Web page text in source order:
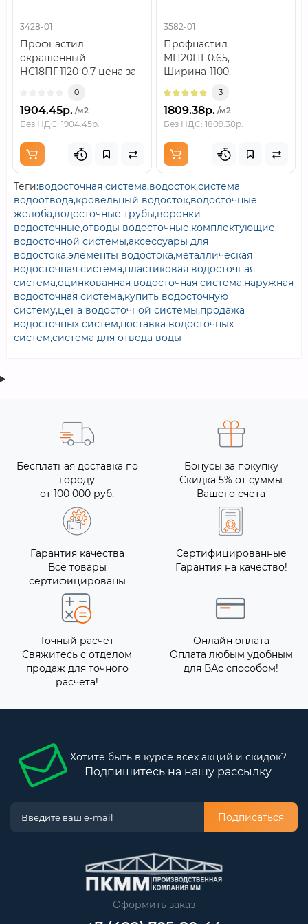
3428-01
Профнастил
окрашенный
НС18ПГ-1120-0.7 цена за
позиции в заказ важно
разобрат..
0
1904.45р. /м2
Без НДС: 1904.45р.
3582-01
Профнастил
МП20ПГ-0.65,
Ширина-1100,
RAL8017Толщина или
маркировка
металлаТолщину 0...
3
1809.38р. /м2
Без НДС: 1809.38р.
Теги:водосточная система,водосток,система
водоотвода,кровельный водосток,водосточные
желоба,водосточные трубы,воронки
водосточные,отводы водосточные,комплектующие
водосточной системы,аксессуары для
водостока,элементы водостока,металлическая
водосточная система,пластиковая водосточная
система,оцинкованная водосточная система,наружная
водосточная система,купить водосточную
систему,цена водосточной системы,продажа
водосточных систем,поставка водосточных
систем,система для отвода воды
Бесплатная доставка по
городу
от 100 000 руб.
Бонусы за покупку
Скидка 5% от суммы
Вашего счета
Гарантия качества
Все товары
сертифицированы
Сертифицированные
Гарантия на качество!
Точный расчёт
Свяжитесь с отделом
продаж для точного
расчета!
Онлайн оплата
Оплата любым удобным
для ВАс способом!
Хотите быть в курсе всех акций и скидок?
Подпишитесь на нашу рассылку
Подписаться
Оформить заказ